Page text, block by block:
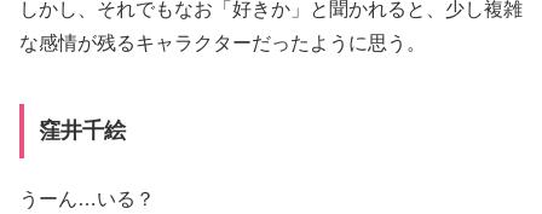
しかし、それでもなお「好きか」と聞かれると、少し複雑
な感情が残るキャラクターだったように思う。
窪井千絵
うーん…いる？